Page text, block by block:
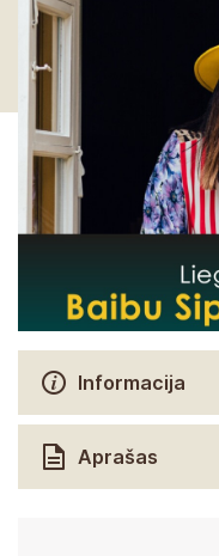
Informacija
Aprašas